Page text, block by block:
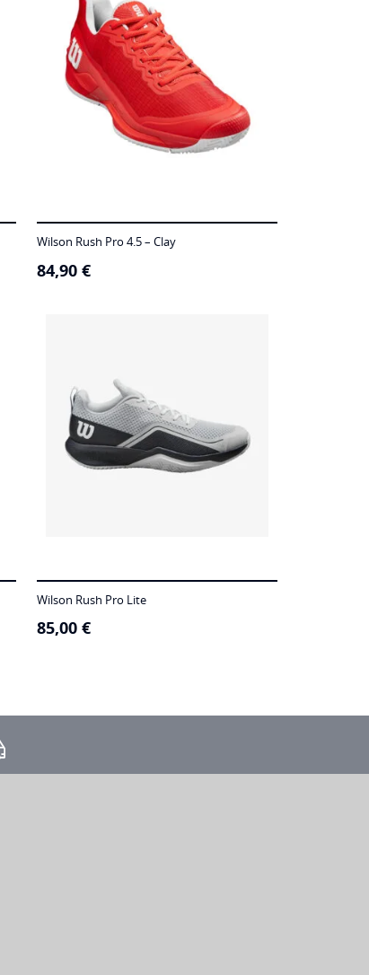
Wilson Rush Pro 4.5 – Clay
84,90€
Wilson Rush Pro Lite
85,00€